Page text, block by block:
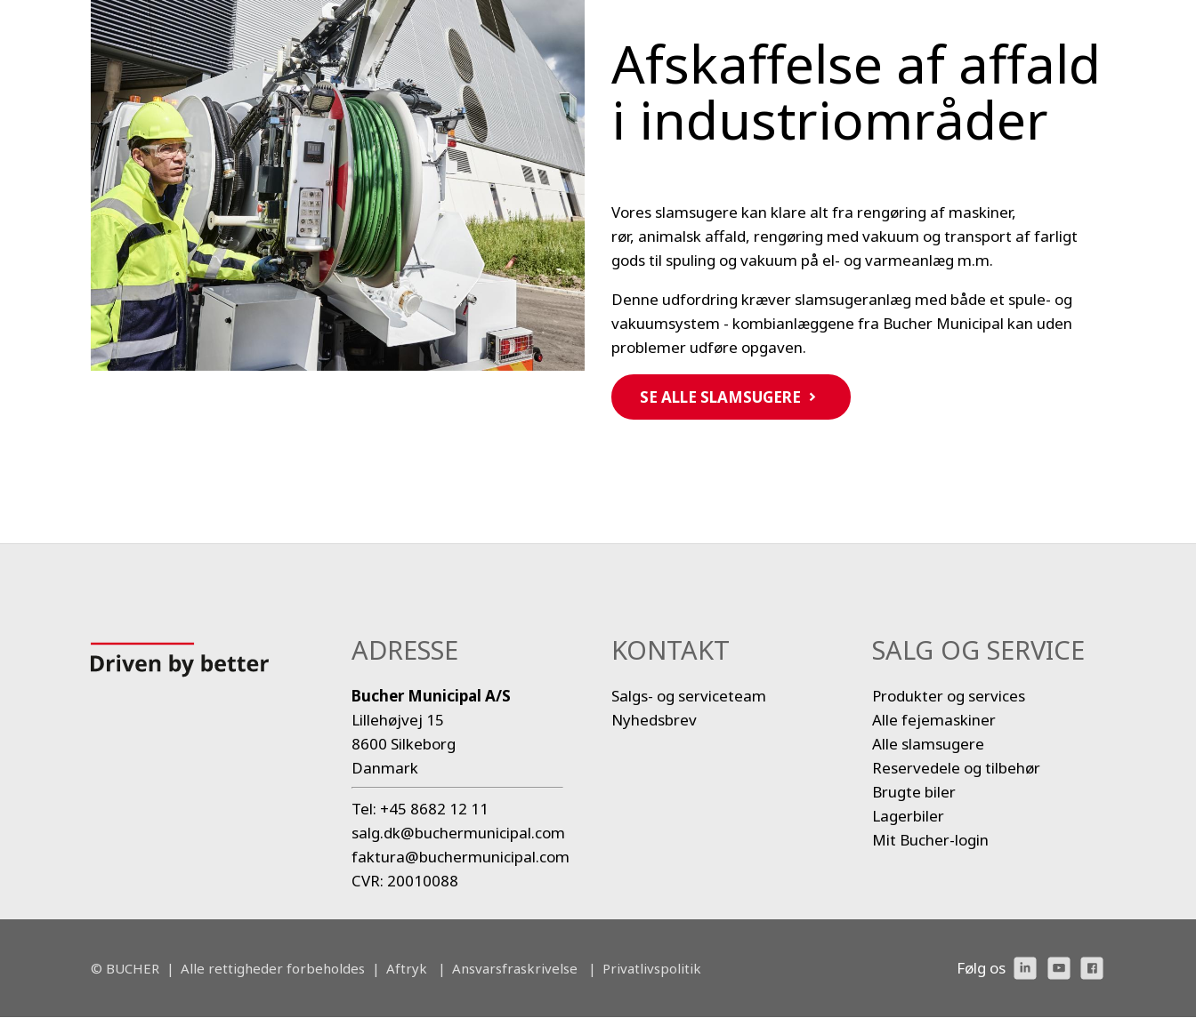
Afskaffelse af affald
i industriområder
Vores slamsugere kan klare alt fra rengøring af maskiner,
rør, animalsk affald, rengøring med vakuum og transport af farligt
gods til spuling og vakuum på el- og varmeanlæg m.m.
Denne udfordring kræver slamsugeranlæg med både et spule- og
vakuumsystem - kombianlæggene fra Bucher Municipal kan uden
problemer udføre opgaven.
SE ALLE SLAMSUGERE
ADRESSE
Bucher Municipal A/S
Lillehøjvej 15
8600 Silkeborg
Danmark
Tel: +45 8682 12 11
salg.dk@buchermunicipal.com
faktura@buchermunicipal.com
CVR: 20010088
KONTAKT
Salgs- og serviceteam
Nyhedsbrev
SALG OG SERVICE
Produkter og services
Alle fejemaskiner
Alle slamsugere
Reservedele og tilbehør
Brugte biler
Lagerbiler
Mit Bucher-login
© BUCHER | Alle rettigheder forbeholdes | Aftryk Ansvarsfraskrivelse Privatlivspolitik Følg os